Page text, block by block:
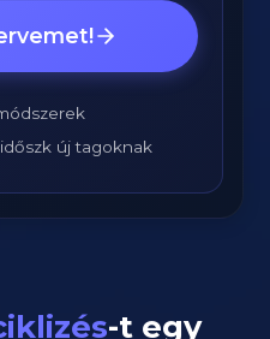
új tagoknak
-t egy